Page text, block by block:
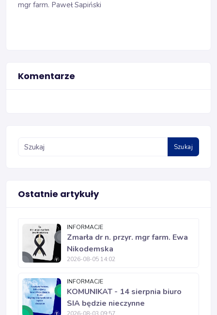
mgr farm. Paweł Sapiński
Komentarze
Szukaj
Ostatnie artykuły
INFORMACJE
Zmarła dr n. przyr. mgr farm. Ewa
Nikodemska
2026-08-05 14:02
INFORMACJE
KOMUNIKAT - 14 sierpnia biuro
SIA będzie nieczynne